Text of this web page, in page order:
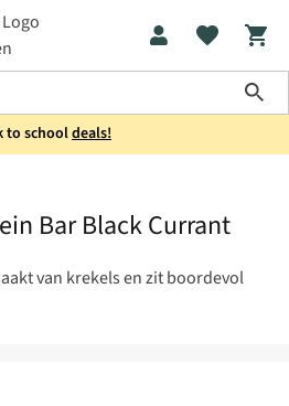
to schooldeals!
Bar Black Currant
van krekels en zit boordevol